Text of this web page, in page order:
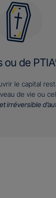
ou de
le capital
de vie ou
irréversible